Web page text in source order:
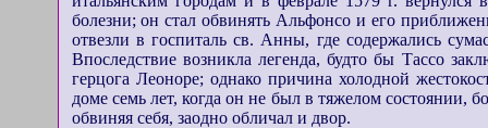
болезни; он стал обвинять Альфонсо и его
отвезли в госпиталь св. Анны, где содержались
Впоследствие возникла легенда, будто бы Тассо
герцога Леоноре; однако причина холодной
доме семь лет, когда он не был в тяжелом состоянии,
обвиняя себя, заодно обличал и двор.